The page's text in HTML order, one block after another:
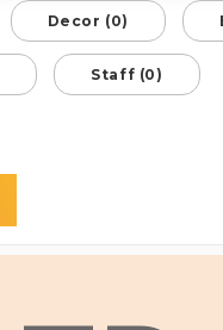
Decor (0)
Staff (0)